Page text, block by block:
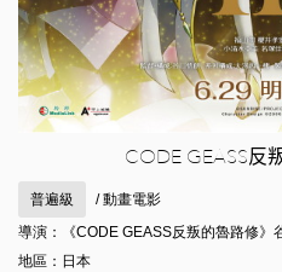
CODE GEASS反
普遍級
/ 動畫電影
導演：《CODE GEASS反叛的魯路修》
地區：日本